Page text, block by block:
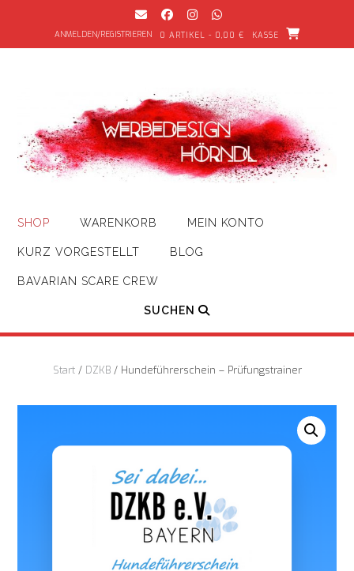
ANMELDEN/REGISTRIEREN 0 ARTIKEL - 0,00 € KASSE
SHOP WARENKORB MEIN KONTO
KURZ VORGESTELLT BLOG
BAVARIAN SCARE CREW
SUCHEN
Start/ DZKB/ Hundeführerschein – Prüfungstrainer